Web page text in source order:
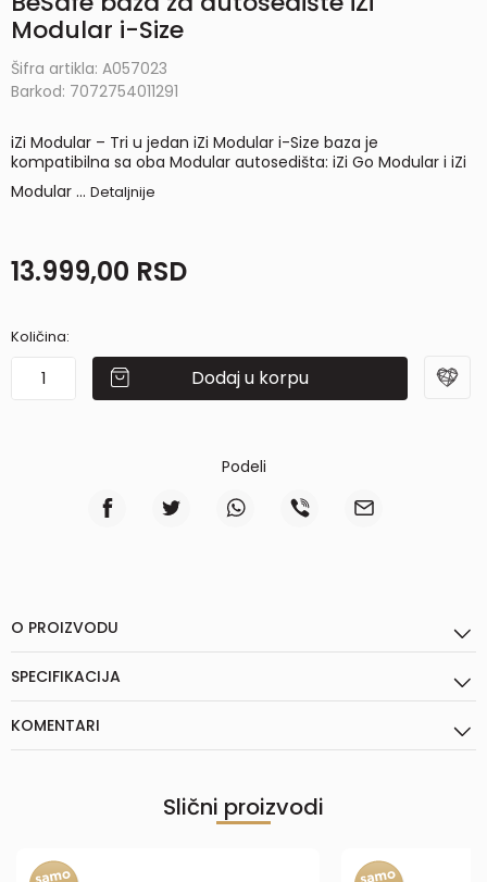
Modular i-Size
Šifra artikla: A057023
Barkod: 7072754011291
iZi Modular – Tri u jedan iZi Modular i-Size baza je
kompatibilna sa oba Modular autosedišta: iZi Go Modular i iZi
Modular ... Detaljnije
13.999,00 RSD
Količina:
Dodaj u korpu
Podeli
O PROIZVODU
SPECIFIKACIJA
KOMENTARI
Slični proizvodi